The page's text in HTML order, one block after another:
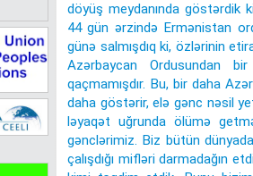
döyüş meydanında göstərdik
44 gün ərzində Ermənistan
günə salmışdıq ki, özlərinin
Azərbaycan Ordusundan
qaçmamışdır. Bu, bir daha
daha göstərir, elə gənc nəsil
ləyaqət uğrunda ölümə
gənclərimiz. Biz bütün
çalışdığı mifləri darmadağın